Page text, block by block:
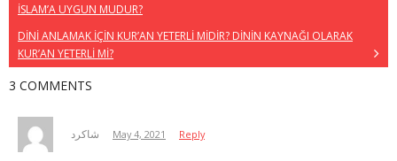
İSLAM’A UYGUN MUDUR?
DİNİ ANLAMAK İÇİN KUR’AN YETERLİ MİDİR? DİNİN KAYNAĞI OLARAK
KUR’AN YETERLİ Mİ?
3 COMMENTS
شاكرد May 4, 2021 Reply